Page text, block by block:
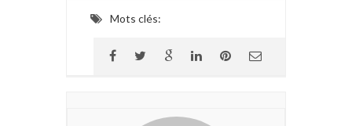
Mots clés: